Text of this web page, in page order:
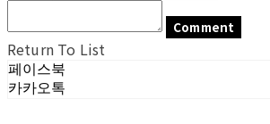
Comment
Return To List
페이스북
카카오톡